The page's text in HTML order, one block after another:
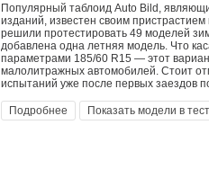
Популярный таблоид Auto Bild,
изданий, известен своим
решили протестировать 49 моделей
добавлена одна летняя модель. Что
параметрами 185/60 R15 — этот
малолитражных автомобилей. Стоит
испытаний уже после первых заездов
Подробнее Показать модели в